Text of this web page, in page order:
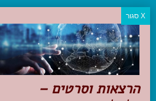
קטגוריות פופולריות
יעדים
טיולים בישראל
מלונות בוטיק בישראל
טיפים והמלצות
הכנות לנסיעה
הרצאות וסרטים –